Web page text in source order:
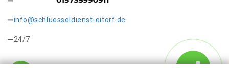
info@schluesseldienst-eitorf.de
24/7